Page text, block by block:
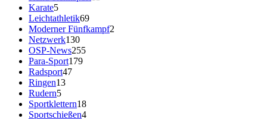
Karate5
Leichtathletik69
Moderner Fünfkampf2
Netzwerk130
OSP-News255
Para-Sport179
Radsport47
Ringen13
Rudern5
Sportklettern18
Sportschießen4